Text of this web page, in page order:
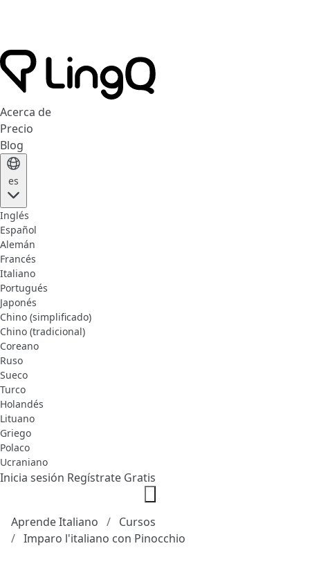
Acerca de
Precio
Blog
es
Inglés
Español
Alemán
Francés
Italiano
Portugués
Japonés
Chino (simplificado)
Chino (tradicional)
Coreano
Ruso
Sueco
Turco
Holandés
Lituano
Griego
Polaco
Ucraniano
Inicia sesión Regístrate Gratis
Aprende Italiano
Cursos
Imparo l'italiano con Pinocchio